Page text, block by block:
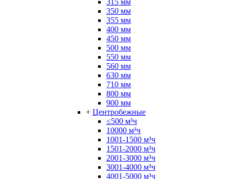
315 мм
350 мм
355 мм
400 мм
450 мм
500 мм
550 мм
560 мм
630 мм
710 мм
800 мм
900 мм
+ Центробежные
≤500 м³ч
10000 м³ч
1001-1500 м³ч
1501-2000 м³ч
2001-3000 м³ч
3001-4000 м³ч
4001-5000 м³ч